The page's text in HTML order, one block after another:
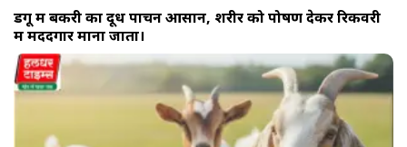
डेंगू में बकरी का दूध पाचन आसान, शरीर को पोषण देकर रिकवरी
में मददगार माना जाता।